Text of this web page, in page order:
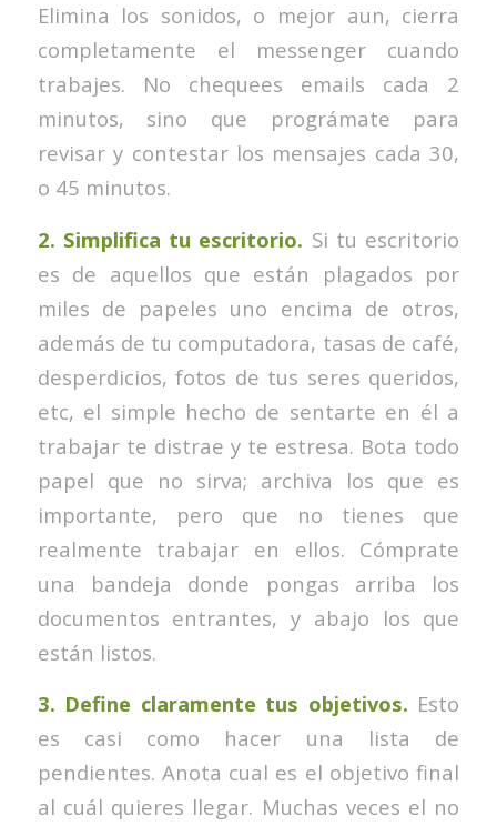
Elimina los sonidos, o mejor aun, cierra
completamente el messenger cuando
trabajes. No chequees emails cada 2
minutos, sino que prográmate para
revisar y contestar los mensajes cada 30,
o 45 minutos.
2. Simplifica tu escritorio. Si tu escritorio
es de aquellos que están plagados por
miles de papeles uno encima de otros,
además de tu computadora, tasas de café,
desperdicios, fotos de tus seres queridos,
etc, el simple hecho de sentarte en él a
trabajar te distrae y te estresa. Bota todo
papel que no sirva; archiva los que es
importante, pero que no tienes que
realmente trabajar en ellos. Cómprate
una bandeja donde pongas arriba los
documentos entrantes, y abajo los que
están listos.
3. Define claramente tus objetivos. Esto
es casi como hacer una lista de
pendientes. Anota cual es el objetivo final
al cuál quieres llegar. Muchas veces el no